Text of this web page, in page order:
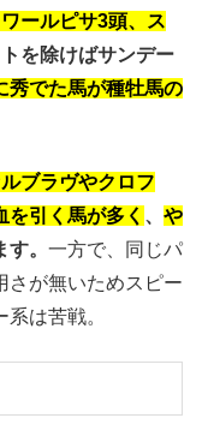
ールピサ3頭、ス
を除けばサンデー
秀でた馬が種牡馬の
ブラヴやクロフ
引く馬が多く 、 や
。 一方で、同じパ
さが無いためスピー
は苦戦。